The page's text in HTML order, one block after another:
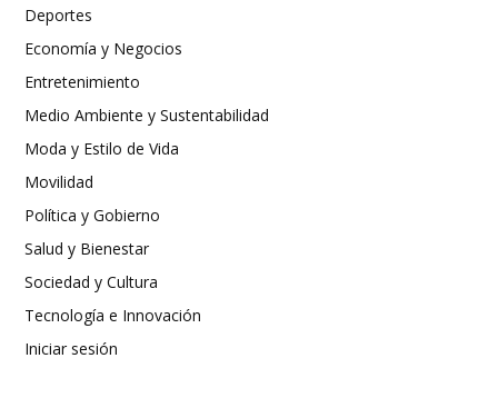
Deportes
Economía y Negocios
Entretenimiento
Medio Ambiente y Sustentabilidad
Moda y Estilo de Vida
Movilidad
Política y Gobierno
Salud y Bienestar
Sociedad y Cultura
Tecnología e Innovación
Iniciar sesión